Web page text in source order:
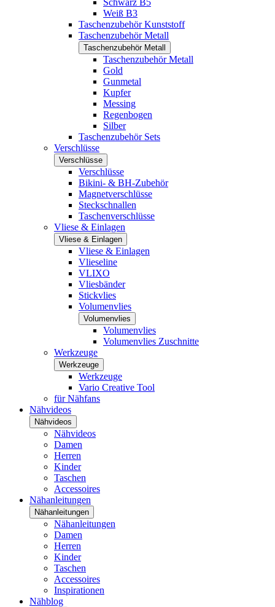
Schwarz B5
Weiß B3
Taschenzubehör Kunststoff
Taschenzubehör Metall
Taschenzubehör Metall
Taschenzubehör Metall
Gold
Gunmetal
Kupfer
Messing
Regenbogen
Silber
Taschenzubehör Sets
Verschlüsse
Verschlüsse
Verschlüsse
Bikini- & BH-Zubehör
Magnetverschlüsse
Steckschnallen
Taschenverschlüsse
Vliese & Einlagen
Vliese & Einlagen
Vliese & Einlagen
Vlieseline
VLIXO
Vliesbänder
Stickvlies
Volumenvlies
Volumenvlies
Volumenvlies
Volumenvlies Zuschnitte
Werkzeuge
Werkzeuge
Werkzeuge
Vario Creative Tool
für Nähfans
Nähvideos
Nähvideos
Nähvideos
Damen
Herren
Kinder
Taschen
Accessoires
Nähanleitungen
Nähanleitungen
Nähanleitungen
Damen
Herren
Kinder
Taschen
Accessoires
Inspirationen
Nähblog